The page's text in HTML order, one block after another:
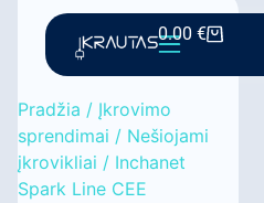
0.00 €
Pradžia / Įkrovimo
sprendimai / Nešiojami
įkrovikliai / Inchanet
Spark Line CEE